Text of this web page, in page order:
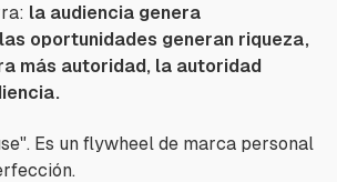
la audiencia genera
oportunidades generan riqueza,
más autoridad, la autoridad
Es un flywheel de marca personal